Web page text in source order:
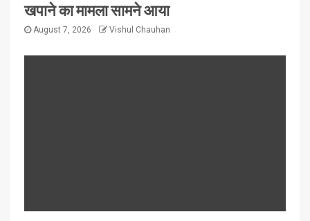
खपाने का मामला सामने आया
August 7, 2026 Vishul Chauhan